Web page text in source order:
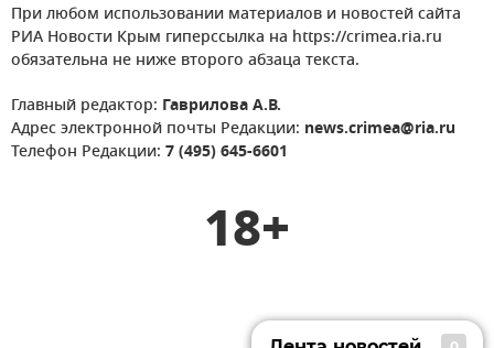
При любом использовании материалов и новостей сайта
РИА Новости Крым гиперссылка на https://crimea.ria.ru
обязательна не ниже второго абзаца текста.
Главный редактор: Гаврилова А.В.
Адрес электронной почты Редакции: news.crimea@ria.ru
Телефон Редакции: 7 (495) 645-6601
18+